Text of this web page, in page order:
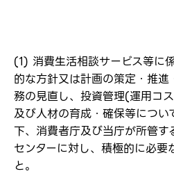
(1) 消費生活相談サービス等に
的な方針又は計画の策定・推
務の見直し、投資管理(運用コ
及び人材の育成・確保等につい
下、消費者庁及び当庁が所管
センターに対し、積極的に必要
と。